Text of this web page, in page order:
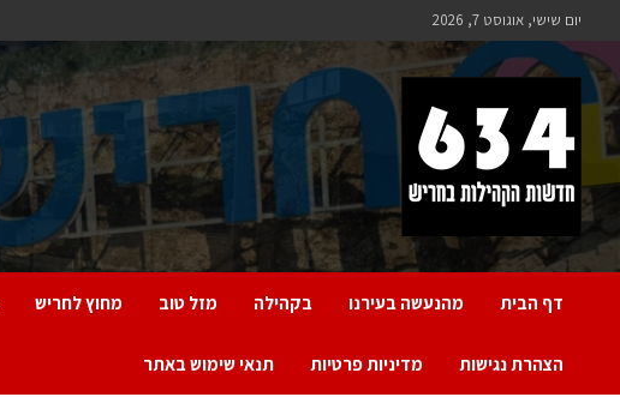
content
יום שישי, אוגוסט 7, 2026
חריש 634
חדשות הקהילות בחריש
דף הבית מהנעשה בעירנו בקהילה מזל טוב מחוץ לחריש
הצהרת נגישות מדיניות פרטיות תנאי שימוש באתר